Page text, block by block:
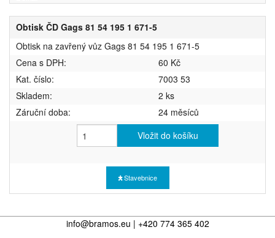
Obtisk ČD Gags 81 54 195 1 671-5
Obtisk na zavřený vůz Gags 81 54 195 1 671-5
Cena s DPH:
60 Kč
Kat. číslo:
7003 53
Skladem:
2 ks
Záruční doba:
24 měsíců
Vložit do košíku
Stavebnice
info@bramos.eu | +420 774 365 402